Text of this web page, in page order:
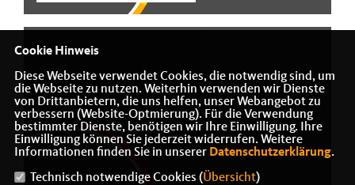
Cookie Hinweis
Diese Webseite verwendet Cookies, die notwendig sind, um
die Webseite zu nutzen. Weiterhin verwenden wir Dienste
von Drittanbietern, die uns helfen, unser Webangebot zu
verbessern (Website-Optmierung). Für die Verwendung
bestimmter Dienste, benötigen wir Ihre Einwilligung. Ihre
Einwilligung können Sie jederzeit widerrufen. Weitere
Informationen finden Sie in unserer Datenschutzerklärung.
Technisch notwendige Cookies (Übersicht)